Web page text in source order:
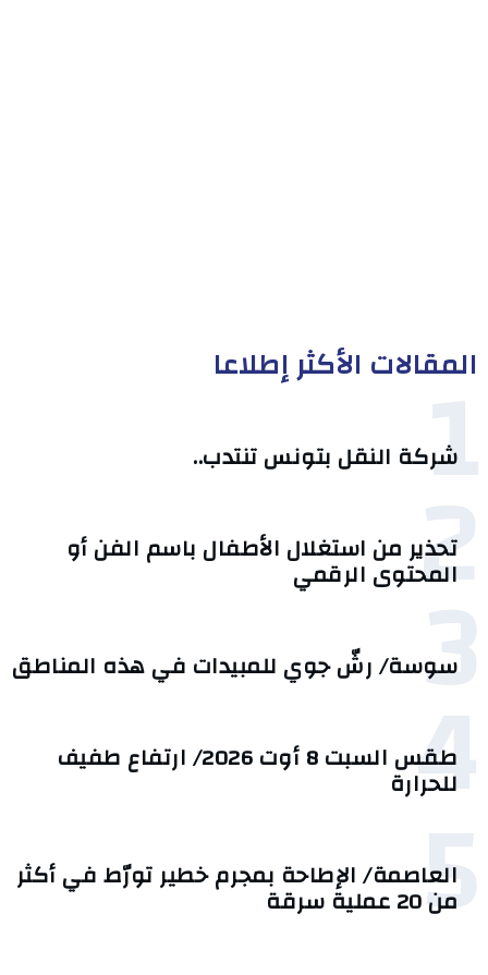
المقالات الأكثر إطلاعا
1
شركة النقل بتونس تنتدب..
2
تحذير من استغلال الأطفال باسم الفن أو
المحتوى الرقمي
3
سوسة/ رشّ جوي للمبيدات في هذه المناطق
4 طقس السبت 8 أوت 2026/ ارتفاع طفيف
للحرارة
5
العاصمة/ الإطاحة بمجرم خطير تورّط في أكثر
من 20 عملية سرقة